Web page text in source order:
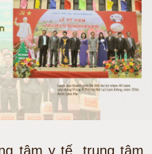
tâm y tế, trung tâm